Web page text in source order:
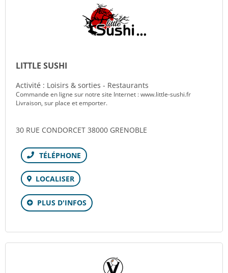
LITTLE SUSHI
Activité : Loisirs & sorties - Restaurants
Commande en ligne sur notre site Internet : www.little-sushi.fr
Livraison, sur place et emporter.
30 RUE CONDORCET 38000 GRENOBLE
Téléphone
LOCALISER
PLUS D'INFOS